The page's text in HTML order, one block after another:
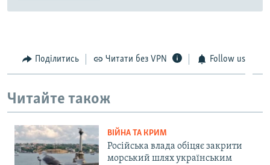
Поділитись Читати без VPN Follow us
Читайте також
ВІЙНА ТА КРИМ
Російська влада обіцяє закрити
морський шлях українським